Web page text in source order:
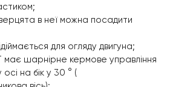
в неї можна посадити
для огляду двигуна;
має шарнірне кермове управління
на бік у 30 ° (